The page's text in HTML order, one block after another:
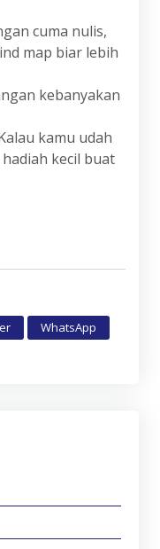
cuma nulis,
map biar lebih
kebanyakan
kamu udah
kecil buat
WhatsApp